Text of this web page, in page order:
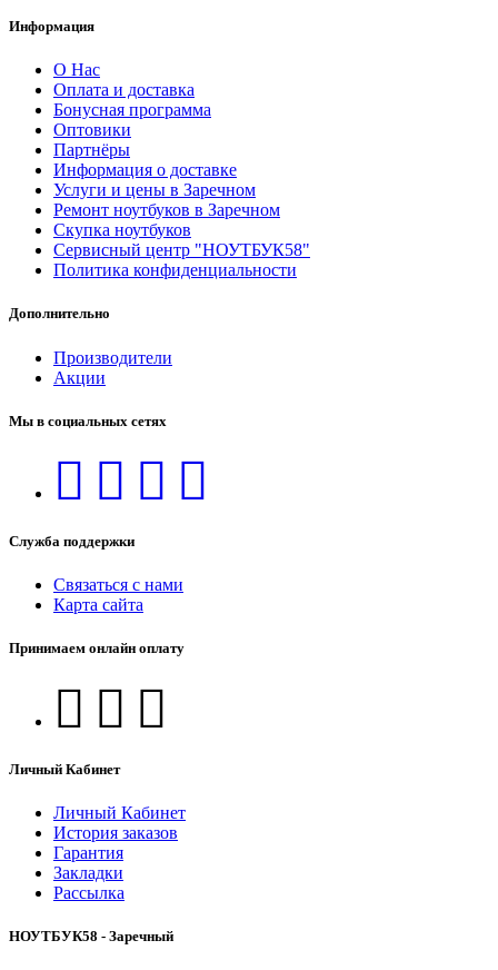
Информация
О Нас
Оплата и доставка
Бонусная программа
Оптовики
Партнёры
Информация о доставке
Услуги и цены в Заречном
Ремонт ноутбуков в Заречном
Скупка ноутбуков
Сервисный центр "НОУТБУК58"
Политика конфиденциальности
Дополнительно
Производители
Акции
Мы в социальных сетях
Служба поддержки
Связаться с нами
Карта сайта
Принимаем онлайн оплату
Личный Кабинет
Личный Кабинет
История заказов
Гарантия
Закладки
Рассылка
НОУТБУК58 - Заречный